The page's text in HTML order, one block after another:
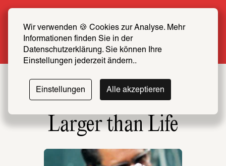
Wir verwenden 🍪 Cookies zur Analyse. Mehr
Informationen finden Sie in der
Datenschutzerklärung. Sie können Ihre
Einstellungen jederzeit ändern..
Einstellungen Alle akzeptieren
SCHIRN FREUND*IN werden
Mehr erfahren
Larger than Life